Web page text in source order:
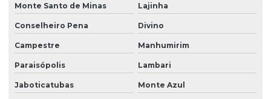
Monte Santo de Minas Lajinha
Conselheiro Pena Divino
Campestre Manhumirim
Paraisópolis Lambari
Jaboticatubas Monte Azul